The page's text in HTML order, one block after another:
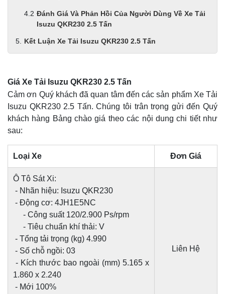
Đánh Giá Và Phản Hồi Của Người Dùng Về Xe Tải
Isuzu QKR230 2.5 Tấn
Kết Luận Xe Tải Isuzu QKR230 2.5 Tấn
Giá Xe Tải Isuzu QKR230 2.5 Tấn
Cảm ơn Quý khách đã quan tâm đến các sản phẩm Xe Tải
Isuzu QKR230 2.5 Tấn. Chúng tôi trân trọng gửi đến Quý
khách hàng Bảng chào giá theo các nội dung chi tiết như
sau:
Loại Xe Đơn Giá
Ô Tô Sát Xi:
- Nhãn hiệu: Isuzu QKR230
- Động cơ: 4JH1E5NC
- Công suất 120/2.900 Ps/rpm
- Tiêu chuẩn khí thải: V
- Tổng tải trọng (kg) 4.990
- Số chỗ ngồi: 03
- Kích thước bao ngoài (mm) 5.165 x
1.860 x 2.240
- Mới 100%
Liên Hệ